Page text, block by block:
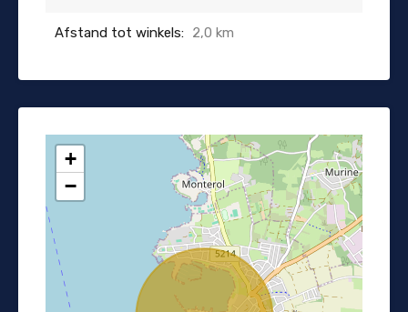
Afstand tot winkels: 2,0 km
+
−